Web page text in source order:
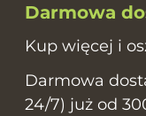
Darmowa
Kup więcej i
Darmowa
24/7) już od